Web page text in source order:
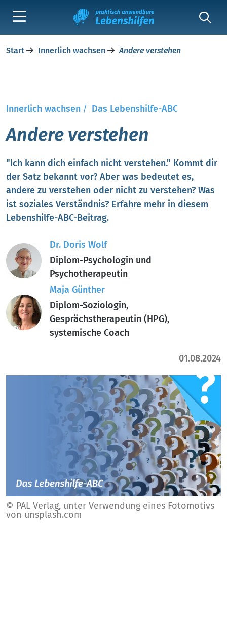
Start Innerlich wachsen Andere verstehen
Innerlich wachsen / Das Lebenshilfe-ABC
Andere verstehen
"Ich kann dich einfach nicht verstehen." Kommt dir
der Satz bekannt vor? Aber was bedeutet es,
andere zu verstehen oder nicht zu verstehen? Was
ist soziales Verständnis? Erfahre mehr in diesem
Lebenshilfe-ABC-Beitrag.
Dr. Doris Wolf
Diplom-Psychologin und
Psychotherapeutin
Maja Günther
Diplom-Soziologin,
Gesprächstherapeutin (HPG),
systemische Coach
01.08.2024
© PAL Verlag, unter Verwendung eines Fotomotivs
von unsplash.com